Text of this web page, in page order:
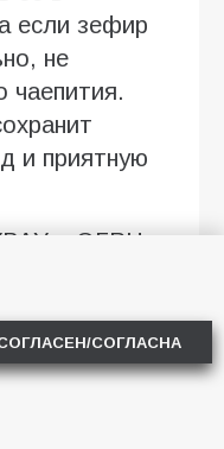
если зефир
не
чаепития.
и приятную
ОГРН
СОГЛАСНА